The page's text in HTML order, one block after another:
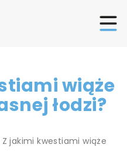
wiąże
łodzi?
Z jakimi kwestiami wiąże